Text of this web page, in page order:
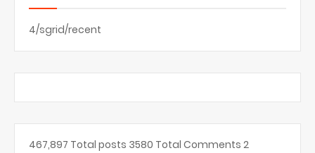
4/sgrid/recent
467,897 Total posts 3580 Total Comments 2